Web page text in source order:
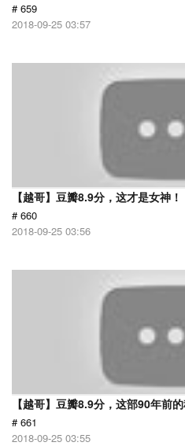
# 659
2018-09-25 03:57
【越哥】豆瓣8.9分，这才是女神！
# 660
2018-09-25 03:56
【越哥】豆瓣8.9分，这部90年前
# 661
2018-09-25 03:55